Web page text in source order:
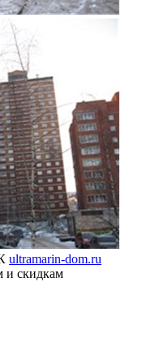
ultramarin-dom.ru
и скидкам